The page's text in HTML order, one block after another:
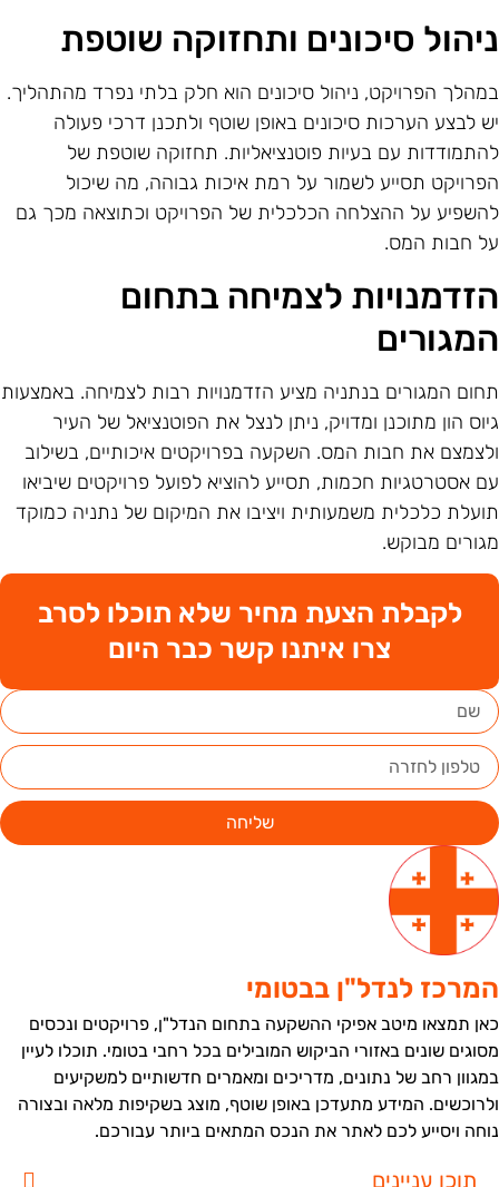
סיכונים ותחזוקה שוטפת
הפרויקט, ניהול סיכונים הוא חלק בלתי נפרד מהתהליך.
לבצע הערכות סיכונים באופן שוטף ולתכנן דרכי פעולה
עם בעיות פוטנציאליות. תחזוקה שוטפת של
תסייע לשמור על רמת איכות גבוהה, מה שיכול
על ההצלחה הכלכלית של הפרויקט וכתוצאה מכך גם
חבות המס.
לצמיחה בתחום
המגורים בנתניה מציע הזדמנויות רבות לצמיחה. באמצעות
הון מתוכנן ומדויק, ניתן לנצל את הפוטנציאל של העיר
את חבות המס. השקעה בפרויקטים איכותיים, בשילוב
אסטרטגיות חכמות, תסייע להוציא לפועל פרויקטים שיביאו
כלכלית משמעותית ויציבו את המיקום של נתניה כמוקד
מבוקש.
לקבלת הצעת מחיר שלא תוכלו לסרב
צרו איתנו קשר כבר היום
שליחה
לנדל"ן בבטומי
תמצאו מיטב אפיקי ההשקעה בתחום הנדל"ן, פרויקטים ונכסים
שונים באזורי הביקוש המובילים בכל רחבי בטומי. תוכלו לעיין
רחב של נתונים, מדריכים ומאמרים חדשותיים למשקיעים
המידע מתעדכן באופן שוטף, מוצג בשקיפות מלאה ובצורה
ויסייע לכם לאתר את הנכס המתאים ביותר עבורכם.
תוכן עניינים